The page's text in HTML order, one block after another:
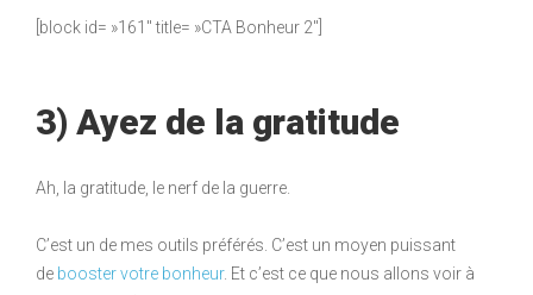
[block id= »161″ title= »CTA Bonheur 2″]
3) Ayez de la gratitude
Ah, la gratitude, le nerf de la guerre.
C’est un de mes outils préférés. C’est un moyen puissant
de booster votre bonheur. Et c’est ce que nous allons voir à